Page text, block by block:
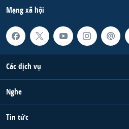
Mạng xã hội
Các dịch vụ
Nghe
Tin tức